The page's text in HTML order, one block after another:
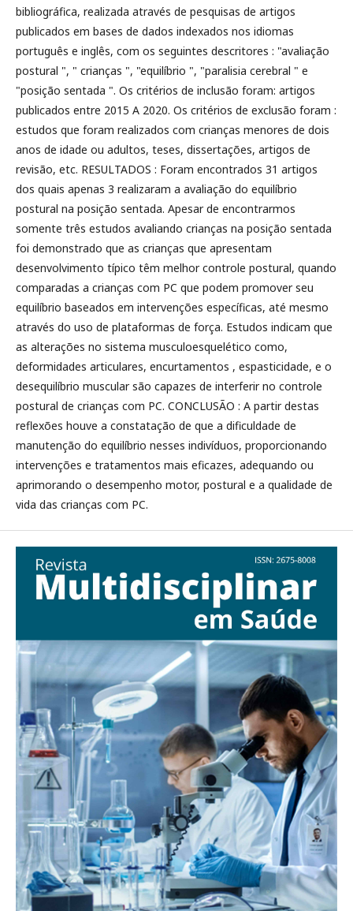
bibliográfica, realizada através de pesquisas de artigos
publicados em bases de dados indexados nos idiomas
português e inglês, com os seguintes descritores : "avaliação
postural ", " crianças ", "equilíbrio ", "paralisia cerebral " e
"posição sentada ". Os critérios de inclusão foram: artigos
publicados entre 2015 A 2020. Os critérios de exclusão foram :
estudos que foram realizados com crianças menores de dois
anos de idade ou adultos, teses, dissertações, artigos de
revisão, etc. RESULTADOS : Foram encontrados 31 artigos
dos quais apenas 3 realizaram a avaliação do equilíbrio
postural na posição sentada. Apesar de encontrarmos
somente três estudos avaliando crianças na posição sentada
foi demonstrado que as crianças que apresentam
desenvolvimento típico têm melhor controle postural, quando
comparadas a crianças com PC que podem promover seu
equilíbrio baseados em intervenções específicas, até mesmo
através do uso de plataformas de força. Estudos indicam que
as alterações no sistema musculoesquelético como,
deformidades articulares, encurtamentos , espasticidade, e o
desequilíbrio muscular são capazes de interferir no controle
postural de crianças com PC. CONCLUSÃO : A partir destas
reflexões houve a constatação de que a dificuldade de
manutenção do equilíbrio nesses indivíduos, proporcionando
intervenções e tratamentos mais eficazes, adequando ou
aprimorando o desempenho motor, postural e a qualidade de
vida das crianças com PC.